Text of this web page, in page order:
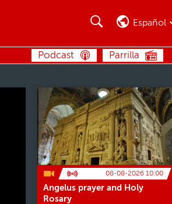
BUSCAR Español
Parrilla
Podcast
08-08-2026 10:00
Angelus prayer and Holy
Rosary